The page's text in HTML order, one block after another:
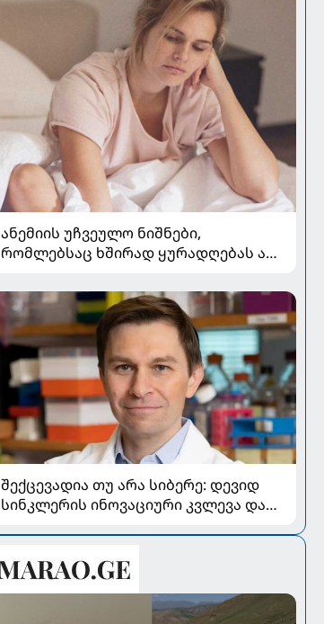
ანემიის უჩვეულო ნიშნები,
რომლებსაც ხშირად ყურადღებას არ
შექცევადია თუ არა სიბერე: დევიდ
სინკლერის ინოვაციური კვლევა და